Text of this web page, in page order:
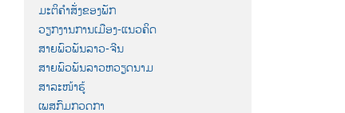
ມະຕິຄຳສັ່ງຂອງພັກ
ວຽກງານການເມືອງ-ແນວຄິດ
ສາຍພົວພັນລາວ-ຈີນ
ສາຍພົວພັນລາວຫວຽດນາມ
ສາລະໜ້າຮູ້
ເພສກົມກວດກາ